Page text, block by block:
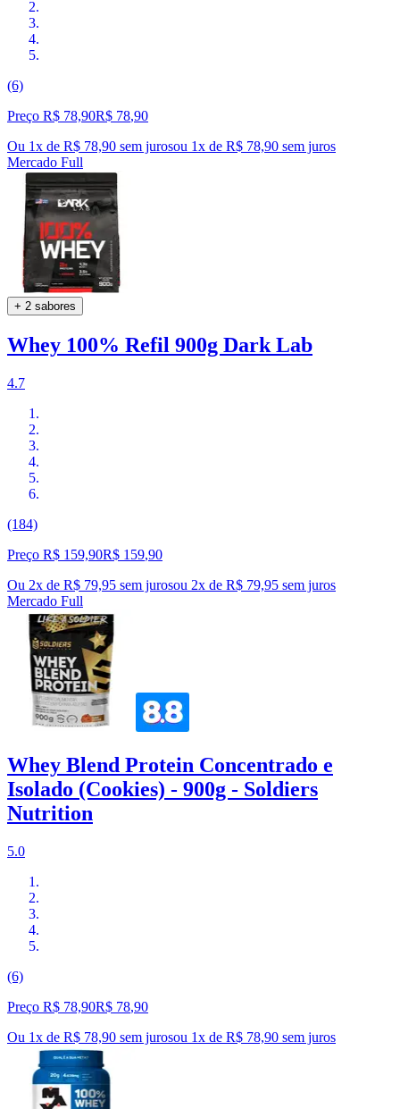
(6)
Preço R$ 78,90R$ 78,90
Ou 1x de R$ 78,90 sem jurosou 1x de R$ 78,90 sem juros
Mercado Full
+ 2 sabores
Whey 100% Refil 900g Dark Lab
4.7
(184)
Preço R$ 159,90R$ 159,90
Ou 2x de R$ 79,95 sem jurosou 2x de R$ 79,95 sem juros
Mercado Full
Whey Blend Protein Concentrado e
Isolado (Cookies) - 900g - Soldiers
Nutrition
5.0
(6)
Preço R$ 78,90R$ 78,90
Ou 1x de R$ 78,90 sem jurosou 1x de R$ 78,90 sem juros